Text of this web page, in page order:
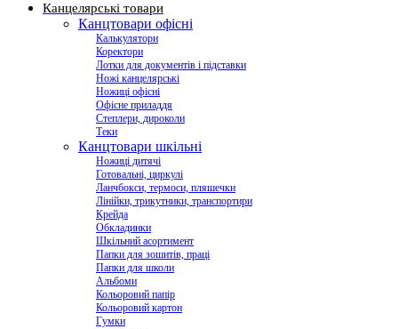
Канцелярські товари
Канцтовари офісні
Калькулятори
Коректори
Лотки для документів і підставки
Ножі канцелярські
Ножиці офісні
Офісне приладдя
Степлери, дироколи
Теки
Канцтовари шкільні
Ножиці дитячі
Готовальні, циркулі
Ланчбокси, термоси, пляшечки
Лінійки, трикутники, транспортири
Крейда
Обкладинки
Шкільний асортимент
Папки для зошитів, праці
Папки для школи
Альбоми
Кольоровий папір
Кольоровий картон
Гумки